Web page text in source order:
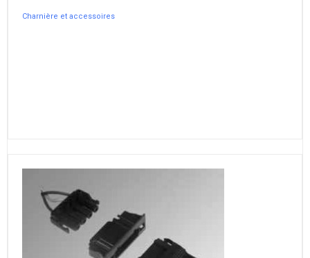
Charnière et accessoires